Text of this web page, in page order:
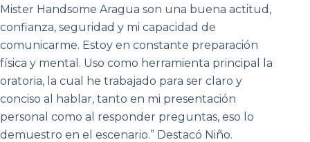
Mister Handsome Aragua son una buena actitud,
confianza, seguridad y mi capacidad de
comunicarme. Estoy en constante preparación
física y mental. Uso como herramienta principal la
oratoria, la cual he trabajado para ser claro y
conciso al hablar, tanto en mi presentación
personal como al responder preguntas, eso lo
demuestro en el escenario.” Destacó Niño.